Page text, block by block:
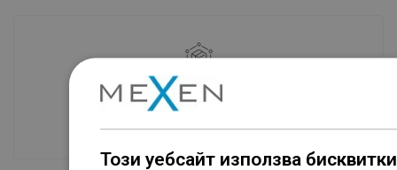
Наличие на стоки
Нашите продукти ви чакат в модерен
Този уебсайт използва бисквитки